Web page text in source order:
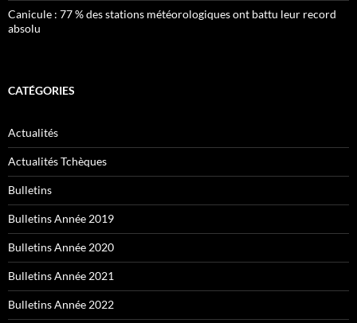
Canicule : 77 % des stations météorologiques ont battu leur record
absolu
CATÉGORIES
Actualités
Actualités Tchèques
Bulletins
Bulletins Année 2019
Bulletins Année 2020
Bulletins Année 2021
Bulletins Année 2022